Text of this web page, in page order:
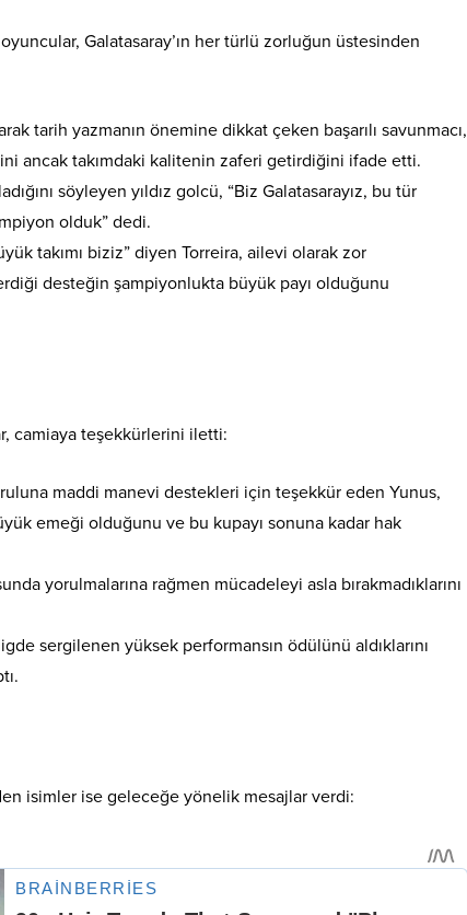
Galatasaray’ın her türlü zorluğun üstesinden
tarih yazmanın önemine dikkat çeken başarılı savunmacı,
ancak takımdaki kalitenin zaferi getirdiğini ifade etti.
söyleyen yıldız golcü, “Biz Galatasarayız, bu tür
olduk” dedi.
takımı biziz” diyen Torreira, ailevi olarak zor
desteğin şampiyonlukta büyük payı olduğunu
camiaya teşekkürlerini iletti:
maddi manevi destekleri için teşekkür eden Yunus,
emeği olduğunu ve bu kupayı sonuna kadar hak
yorulmalarına rağmen mücadeleyi asla bırakmadıklarını
sergilenen yüksek performansın ödülünü aldıklarını
isimler ise geleceğe yönelik mesajlar verdi: